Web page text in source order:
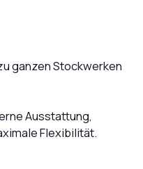
ganzen Stockwerken
Ausstattung,
Flexibilität.